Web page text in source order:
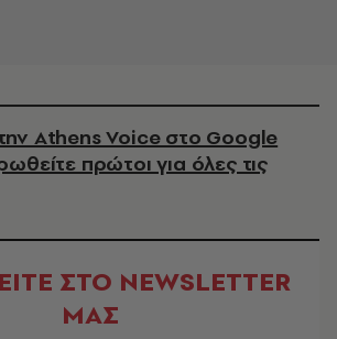
Athens Voice στο Google
πρώτοι για όλες τις
ΣΤΟ NEWSLETTER
ΜΑΣ